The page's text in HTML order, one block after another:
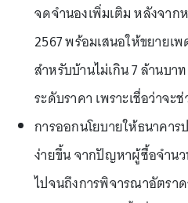
จดจำนองเพิ่มเติม หลังจาก
2567 พร้อมเสนอให้ขยายเ
สำหรับบ้านไม่เกิน 7 ล้านบ
ระดับราคา เพราะเชื่อว่าจ
การออกนโยบายให้ธนาคา
ง่ายขึ้น จากปัญหาผู้ซื้อจำนว
ไปจนถึงการพิจารณาอัตรา